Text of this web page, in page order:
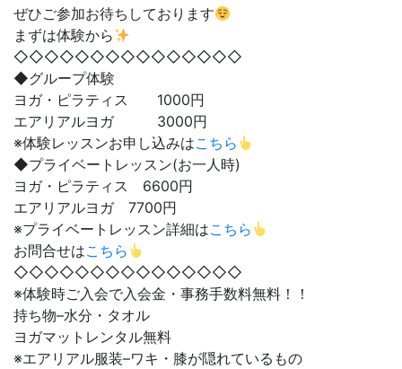
ぜひご参加お待ちしております
まずは体験から
◇◇◇◇◇◇◇◇◇◇◇◇◇◇◇
◆グループ体験
ヨガ・ピラティス 1000円
エアリアルヨガ 3000円
※体験レッスンお申し込みはこちら
◆プライベートレッスン(お一人時)
ヨガ・ピラティス 6600円
エアリアルヨガ 7700円
※プライベートレッスン詳細はこちら
お問合せはこちら
◇◇◇◇◇◇◇◇◇◇◇◇◇◇◇
※体験時ご入会で入会金・事務手数料無料！！
持ち物–水分・タオル
ヨガマットレンタル無料
※エアリアル服装–ワキ・膝が隠れているもの